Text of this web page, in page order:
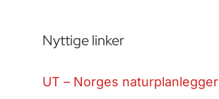
Nyttige linker
UT – Norges naturplanlegger